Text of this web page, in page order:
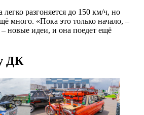
разгоняется до 150 км/ч, но
много. «Пока это только начало, –
новые идеи, и она поедет ещё
ДК